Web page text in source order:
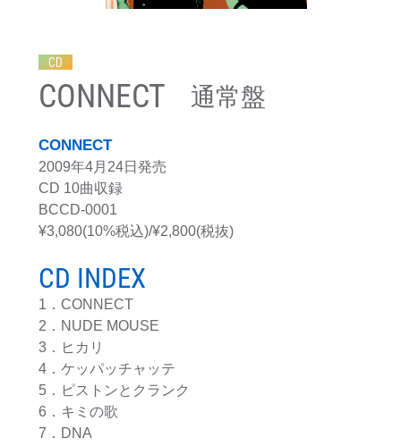
CD
CONNECT 通常盤
CONNECT
2009年4月24日発売
CD 10曲収録
BCCD-0001
¥3,080(10%税込)/¥2,800(税抜)
CD INDEX
1．CONNECT
2．NUDE MOUSE
3．ヒカリ
4．ケッパッチャッテ
5．ピストンとクランク
6．キミの歌
7．DNA